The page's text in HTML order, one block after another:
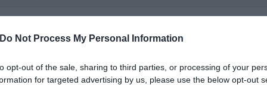
Do Not Process My Personal Information
opt-out of the sale, sharing to third parties, or processing of your
for targeted advertising by us, please use the below opt-out
Viale Diaz 135,Montevarchi
Mappa
Il Delta Hotel, recentemente ristrutturato in modo elegante e
strategica a soli 200 mt dalla Stazione ferroviaria, a circa 2 km dal
auto dall'aeroporto di Fir...